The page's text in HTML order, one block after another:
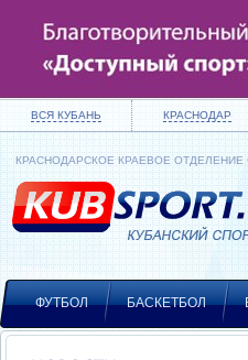
ВСЯ КУБАНЬ КРАСНОДАР
КРАСНОДАРСКОЕ КРАЕВОЕ
ФУТБОЛ БАСКЕТБОЛ